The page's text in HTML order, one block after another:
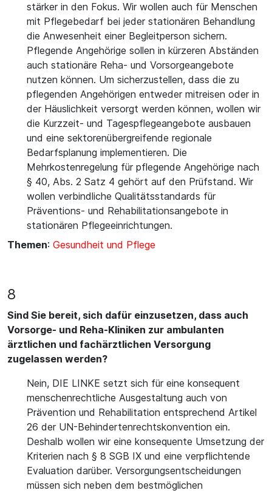
stärker in den Fokus. Wir wollen auch für Menschen
mit Pflegebedarf bei jeder stationären Behandlung
die Anwesenheit einer Begleitperson sichern.
Pflegende Angehörige sollen in kürzeren Abständen
auch stationäre Reha- und Vorsorgeangebote
nutzen können. Um sicherzustellen, dass die zu
pflegenden Angehörigen entweder mitreisen oder in
der Häuslichkeit versorgt werden können, wollen wir
die Kurzzeit- und Tagespflegeangebote ausbauen
und eine sektorenübergreifende regionale
Bedarfsplanung implementieren. Die
Mehrkostenregelung für pflegende Angehörige nach
§ 40, Abs. 2 Satz 4 gehört auf den Prüfstand. Wir
wollen verbindliche Qualitätsstandards für
Präventions- und Rehabilitationsangebote in
stationären Pflegeeinrichtungen.
Themen: Gesundheit und Pflege
8
Sind Sie bereit, sich dafür einzusetzen, dass auch
Vorsorge- und Reha-Kliniken zur ambulanten
ärztlichen und fachärztlichen Versorgung
zugelassen werden?
Nein, DIE LINKE setzt sich für eine konsequent
menschenrechtliche Ausgestaltung auch von
Prävention und Rehabilitation entsprechend Artikel
26 der UN-Behindertenrechtskonvention ein.
Deshalb wollen wir eine konsequente Umsetzung der
Kriterien nach § 8 SGB IX und eine verpflichtende
Evaluation darüber. Versorgungsentscheidungen
müssen sich neben dem bestmöglichen